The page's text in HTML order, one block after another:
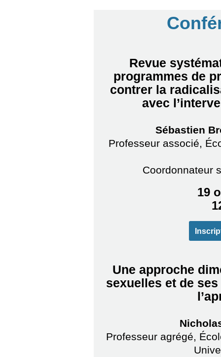
Revue
programmes de
contrer la
avec
Sébastien
Professeur associé,
Coordonnateur
19
Une approche
sexuelles et de
Professeur agrégé,